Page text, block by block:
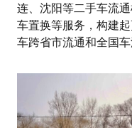
连、沈阳等二手车流
车置换等服务，构建
车跨省市流通和全国